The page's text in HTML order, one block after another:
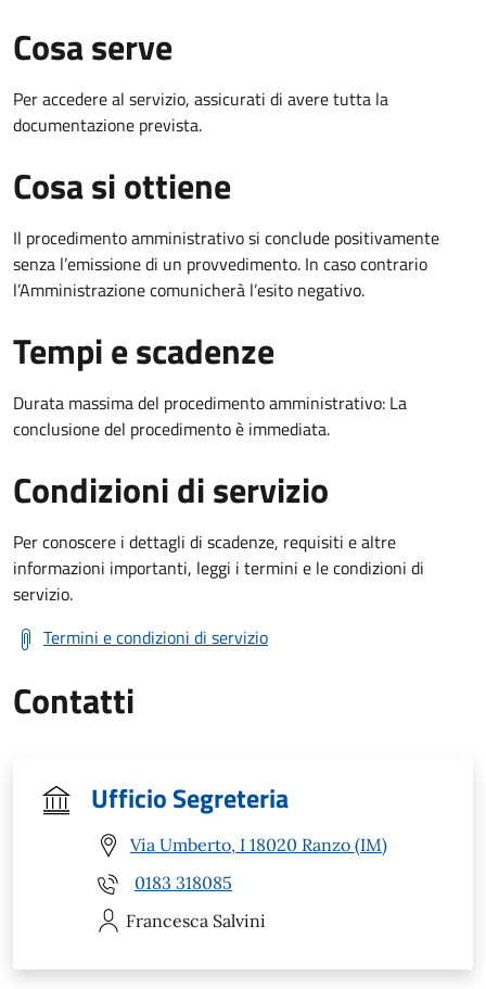
Cosa serve
Per accedere al servizio, assicurati di avere tutta la
documentazione prevista.
Cosa si ottiene
Il procedimento amministrativo si conclude positivamente
senza l’emissione di un provvedimento. In caso contrario
l’Amministrazione comunicherà l’esito negativo.
Tempi e scadenze
Durata massima del procedimento amministrativo: La
conclusione del procedimento è immediata.
Condizioni di servizio
Per conoscere i dettagli di scadenze, requisiti e altre
informazioni importanti, leggi i termini e le condizioni di
servizio.
Termini e condizioni di servizio
Contatti
Ufficio Segreteria
Via Umberto, I 18020 Ranzo (IM)
0183 318085
Francesca Salvini